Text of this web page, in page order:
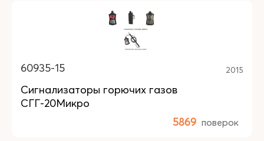
60935-15 2015
Сигнализаторы горючих газов
СГГ-20Микро
5869 поверок